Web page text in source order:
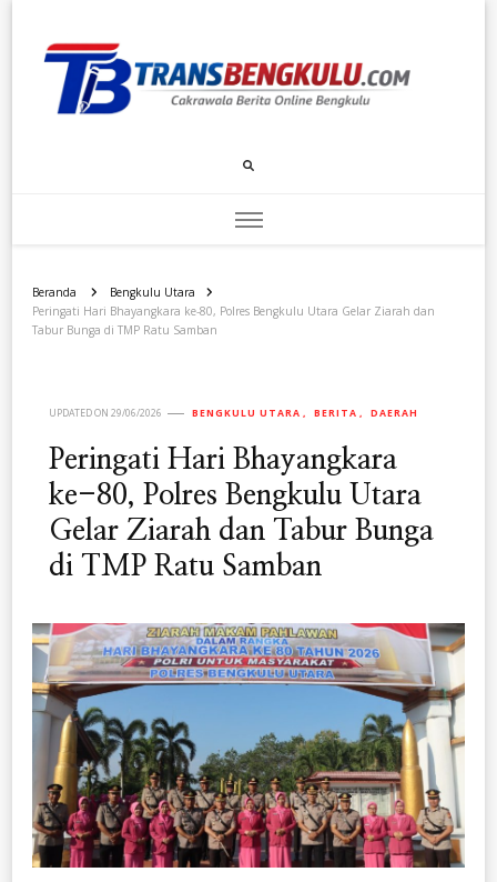
Transbengkulu.com
Beranda
Bengkulu Utara
Peringati Hari Bhayangkara ke-80, Polres Bengkulu Utara Gelar Ziarah dan
Tabur Bunga di TMP Ratu Samban
UPDATED ON 29/06/2026 BENGKULU UTARA BERITA DAERAH
Peringati Hari Bhayangkara
ke-80, Polres Bengkulu Utara
Gelar Ziarah dan Tabur Bunga
di TMP Ratu Samban